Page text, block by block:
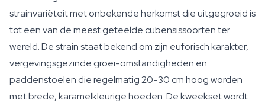
strainvariëteit met onbekende herkomst die uitgegroeid is
tot een van de meest geteelde cubensissoorten ter
wereld. De strain staat bekend om zijn euforisch karakter,
vergevingsgezinde groei-omstandigheden en
paddenstoelen die regelmatig 20-30 cm hoog worden
met brede, karamelkleurige hoeden. De kweekset wordt